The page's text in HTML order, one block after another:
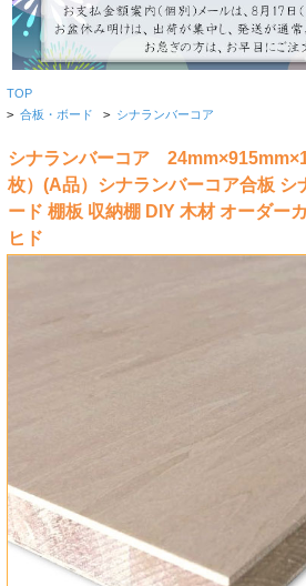
TOP
> 合板・ボード > シナランバーコア
シナランバーコア
枚）(A品）シナランバーコア合板 シ
ード 棚板 収納棚 DIY 木材 オーダー
ヒド